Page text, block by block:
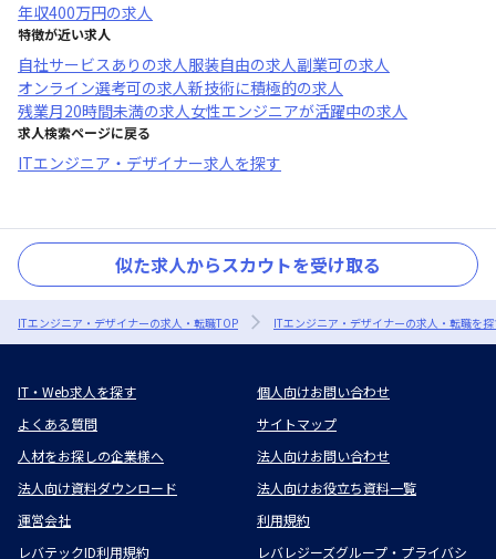
年収400万円の求人
特徴が近い求人
自社サービスあり の求人服装自由の求人副業可の求人
オンライン選考可の求人新技術に積極的の求人
残業月20時間未満の求人女性エンジニアが活躍中の求人
求人検索ページに戻る
ITエンジニア・デザイナー求人を探す
似た求人からスカウトを受け取る
ITエンジニア・デザイナーの求人・転職TOP ITエンジニア・デザイナーの求人・転職を
IT・Web求人を探す
個人向けお問い合わせ
よくある質問
サイトマップ
人材をお探しの企業様へ
法人向けお問い合わせ
法人向け資料ダウンロード
法人向けお役立ち資料一覧
運営会社
利用規約
レバテックID利用規約
レバレジーズグループ・プライバシ